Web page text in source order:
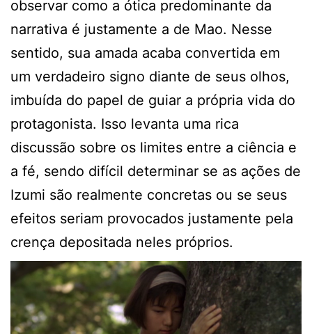
observar como a ótica predominante da
narrativa é justamente a de Mao. Nesse
sentido, sua amada acaba convertida em
um verdadeiro signo diante de seus olhos,
imbuída do papel de guiar a própria vida do
protagonista. Isso levanta uma rica
discussão sobre os limites entre a ciência e
a fé, sendo difícil determinar se as ações de
Izumi são realmente concretas ou se seus
efeitos seriam provocados justamente pela
crença depositada neles próprios.